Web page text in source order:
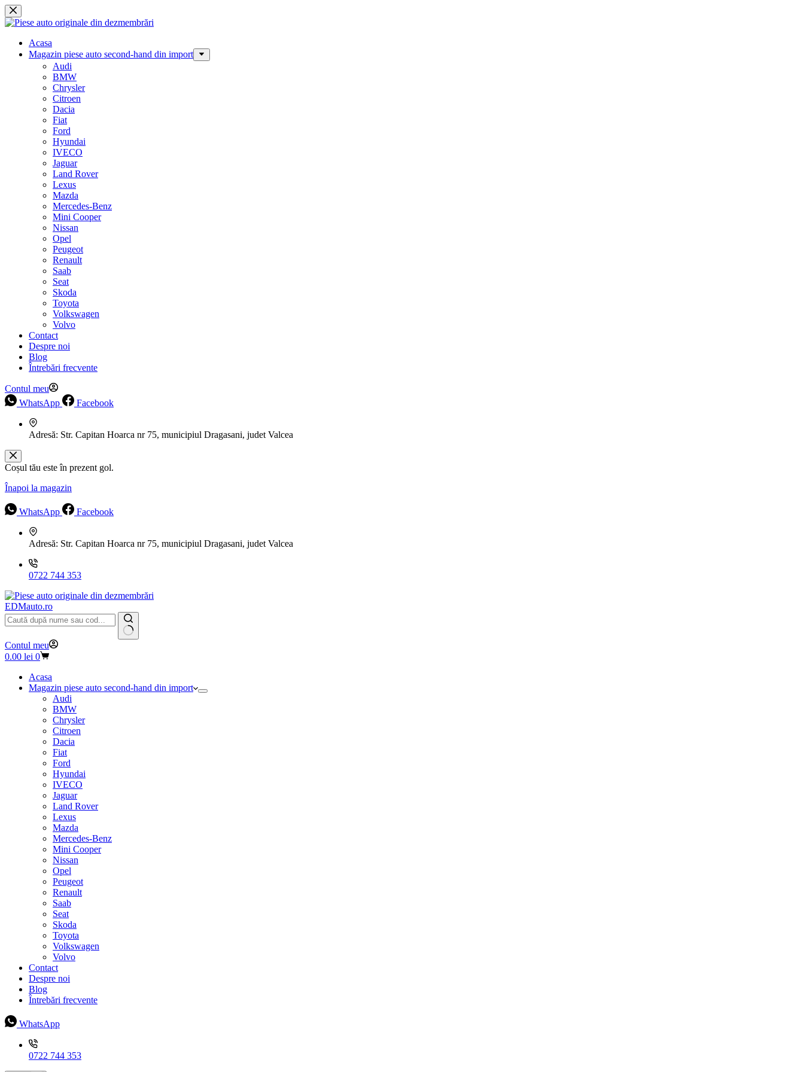
Sari
la
Acasa
Magazin piese auto second-hand din import
Audi
BMW
Chrysler
Citroen
Dacia
Fiat
Ford
Hyundai
IVECO
Jaguar
Land Rover
Lexus
Mazda
Mercedes-Benz
Mini Cooper
Nissan
Opel
Peugeot
Renault
Saab
Seat
Skoda
Toyota
Volkswagen
Volvo
Contact
Despre noi
Blog
Întrebări frecvente
Contul meu
WhatsApp
Facebook
Adresă: Str. Capitan Hoarca nr 75, municipiul Dragasani, judet Valcea
Coșul tău este în prezent gol.
Înapoi la magazin
WhatsApp Facebook
Adresă: Str. Capitan Hoarca nr 75, municipiul Dragasani, judet Valcea
0722 744 353
EDMauto.ro
Niciun
rezultat
Contul meu
Coș
cumpărături
0.00 lei 0
Acasa
Magazin piese auto second-hand din import
Audi
BMW
Chrysler
Citroen
Dacia
Fiat
Ford
Hyundai
IVECO
Jaguar
Land Rover
Lexus
Mazda
Mercedes-Benz
Mini Cooper
Nissan
Opel
Peugeot
Renault
Saab
Seat
Skoda
Toyota
Volkswagen
Volvo
Contact
Despre noi
Blog
Întrebări frecvente
WhatsApp
0722 744 353